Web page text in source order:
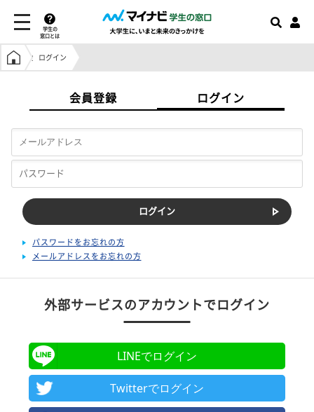
学生の
窓口とは
学生の窓口トップ
ログイン
会員登録 ログイン
パスワードをお忘れの方
メールアドレスをお忘れの方
外部サービスのアカウントでログイン
LINEでログイン
Twitterでログイン